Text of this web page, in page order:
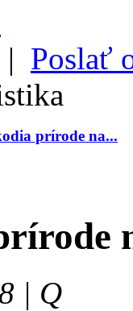
| Poslať
prírode na...
| Q